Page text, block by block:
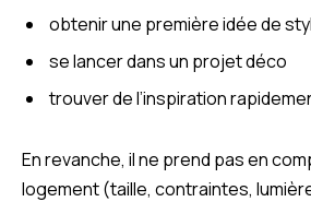
obtenir une première idée de
se lancer dans un projet déco
trouver de l’inspiration
En revanche, il ne prend pas en
logement (taille, contraintes,